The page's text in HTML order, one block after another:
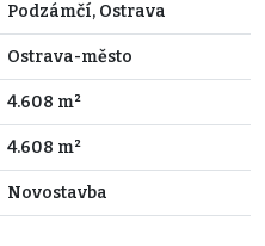
Podzámčí, Ostrava
Ostrava-město
4.608 m²
4.608 m²
Novostavba